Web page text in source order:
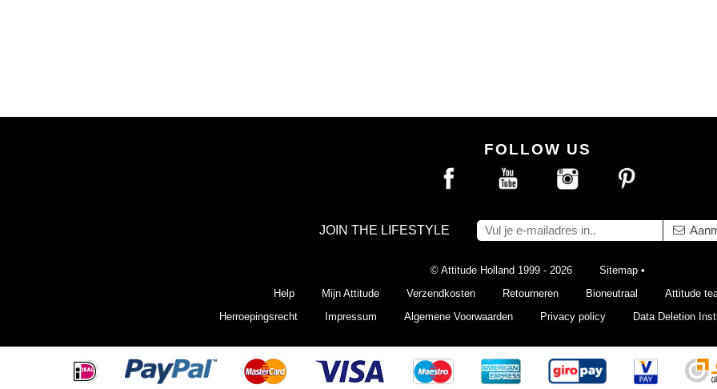
FOLLOW US
JOIN THE LIFESTYLE
© Attitude Holland 1999 - 2026 Sitemap •
Help
Mijn Attitude Verzendkosten Retourneren Bioneutraal
Attitude
Herroepingsrecht
Impressum Algemene Voorwaarden Privacy policy Data Deletion